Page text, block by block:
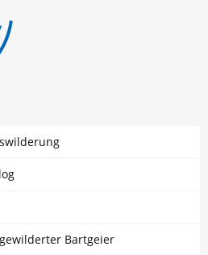
Bartgeier